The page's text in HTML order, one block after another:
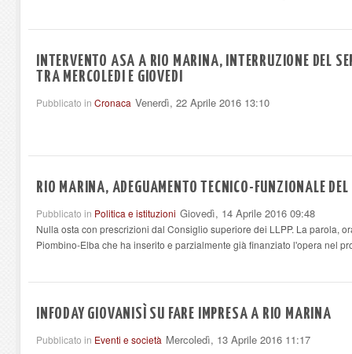
INTERVENTO ASA A RIO MARINA, INTERRUZIONE DEL
TRA MERCOLEDI E GIOVEDI
Pubblicato in Cronaca Venerdì, 22 Aprile 2016 13:10
RIO MARINA, ADEGUAMENTO TECNICO-FUNZIONALE DEL
Pubblicato in Politica e istituzioni Giovedì, 14 Aprile 2016 09:48
Nulla osta con prescrizioni dal Consiglio superiore dei LLPP. La parola,
Piombino-Elba che ha inserito e parzialmente già finanziato l'opera nel
INFODAY GIOVANISÌ SU FARE IMPRESA A RIO MARINA
Pubblicato in Eventi e società Mercoledì, 13 Aprile 2016 11:17